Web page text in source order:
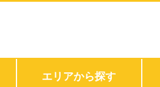
エリアから探す